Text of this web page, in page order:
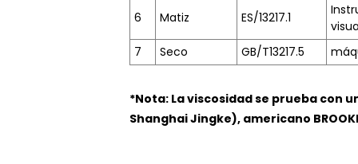
6 Matiz ES/13217.1
7
Seco GB/T13217.5
*Nota: La viscosidad se prueba con
Shanghai Jingke), americano